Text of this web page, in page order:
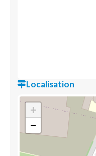
Localisation
+
−